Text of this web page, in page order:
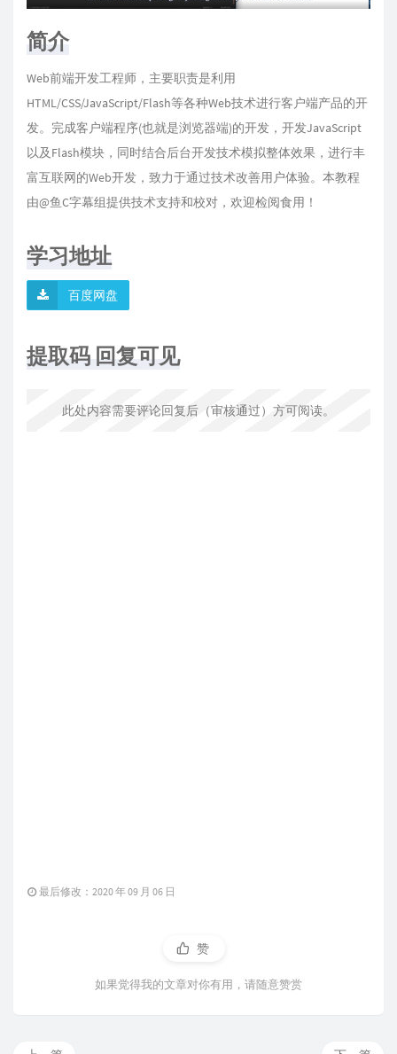
简介
Web前端开发工程师，主要职责是利用
HTML/CSS/JavaScript/Flash等各种Web技术进行客户端产品的开
发。完成客户端程序(也就是浏览器端)的开发，开发JavaScript
以及Flash模块，同时结合后台开发技术模拟整体效果，进行丰
富互联网的Web开发，致力于通过技术改善用户体验。本教程
由@鱼C字幕组提供技术支持和校对，欢迎检阅食用！
学习地址
百度网盘
提取码 回复可见
此处内容需要评论回复后（审核通过）方可阅读。
最后修改：2020 年 09 月 06 日
赞
如果觉得我的文章对你有用，请随意赞赏